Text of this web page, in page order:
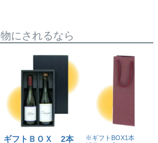
にされるなら
ギフトＢＯＸ 2本
※ギフトBOX1本用はこ